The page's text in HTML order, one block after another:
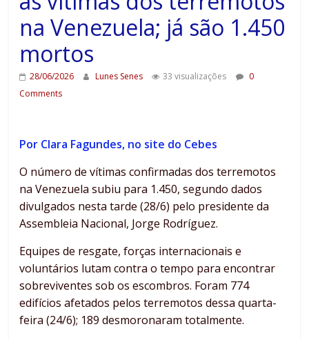
na Venezuela; já são 1.450
mortos
28/06/2026 Lunes Senes 33 visualizações
0
Comments
Por Clara Fagundes, no site do Cebes
O número de vítimas confirmadas dos terremotos
na Venezuela subiu para 1.450, segundo dados
divulgados nesta tarde (28/6) pelo presidente da
Assembleia Nacional, Jorge Rodríguez.
Equipes de resgate, forças internacionais e
voluntários lutam contra o tempo para encontrar
sobreviventes sob os escombros. Foram 774
edifícios afetados pelos terremotos dessa quarta-
feira (24/6); 189 desmoronaram totalmente.